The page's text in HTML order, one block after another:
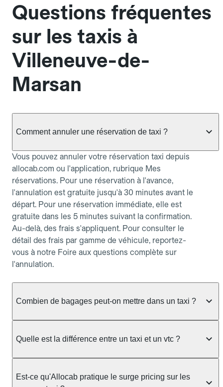
Questions fréquentes
sur les taxis à
Villeneuve-de-
Marsan
Comment annuler une réservation de taxi ?
Vous pouvez annuler votre réservation taxi depuis
allocab.com ou l'application, rubrique Mes
réservations. Pour une réservation à l'avance,
l'annulation est gratuite jusqu'à 30 minutes avant le
départ. Pour une réservation immédiate, elle est
gratuite dans les 5 minutes suivant la confirmation.
Au-delà, des frais s'appliquent. Pour consulter le
détail des frais par gamme de véhicule, reportez-
vous à notre Foire aux questions complète sur
l'annulation.
Combien de bagages peut-on mettre dans un taxi ?
taxi berline accueille en général jusqu'à 3 bagages
ou nombreux, précisez-le dans le champ "Message
au chauffeur" lors de la réservation. Le prix n'est
Quelle est la différence entre un taxi et un vtc ?
prendre en charge directement dans la rue, à une
Est-ce qu'Allocab pratique le surge pricing sur les